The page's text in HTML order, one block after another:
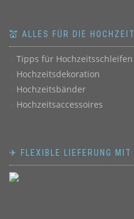
💒 ALLES FÜR DIE HOCHZEIT
Tipps für Hochzeitsschleifen
Hochzeitsdekoration
Hochzeitsbänder
Hochzeitsaccessoires
✈ FLEXIBLE LIEFERUNG MIT